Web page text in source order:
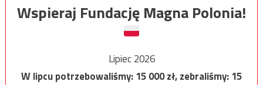
Wspieraj Fundację Magna Polonia!
Lipiec 2026
W lipcu potrzebowaliśmy:15 000zł, zebraliśmy:15